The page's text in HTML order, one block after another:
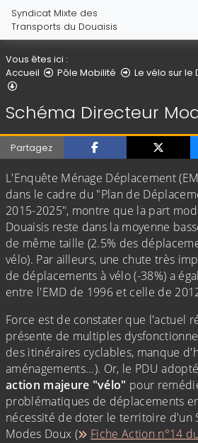
Syndicat Mixte des
Transports du Douaisis
Vous êtes ici :
Accueil
Pôle Mobilité
Le vélo sur le
Schéma Directeur
Partagez
L'Enquête Ménage Déplacement
dans le cadre du "Plan de
2015-2025", montre que la part
Douaisis reste dans la moyenne
de même taille (2.5% des
vélo). Par ailleurs, une chute très
de déplacements à vélo (-38%) a
entre l'EMD de 1996 et celle de
Force est de constater que l'actuel
présente de multiples
des itinéraires cyclables, manque
aménagements...). Or, le PDU
action majeure "vélo" pour
problématiques de déplacements
nécessité de doter le territoire d'un
Modes Doux (
Fiche Action n°14